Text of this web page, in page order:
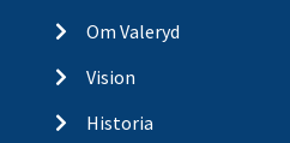
Om Valeryd
Vision
Historia